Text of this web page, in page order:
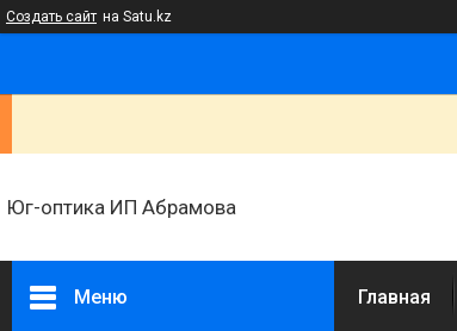
Создать сайт на Satu.kz
Юг-оптика ИП Абрамова
Меню Главная